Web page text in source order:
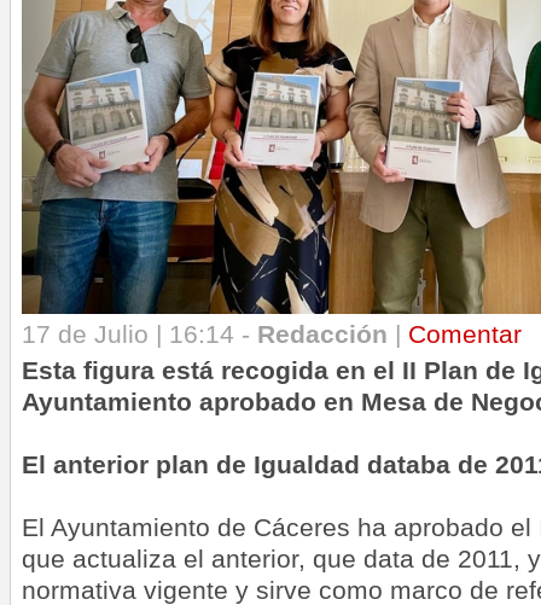
17 de Julio | 16:14 - Redacción | Comentar
Esta figura está recogida en el II Plan de
Ayuntamiento aprobado en Mesa de
El anterior plan de Igualdad databa de
El Ayuntamiento de Cáceres ha aprobado
que actualiza el anterior, que data de 2011,
normativa vigente y sirve como marco de